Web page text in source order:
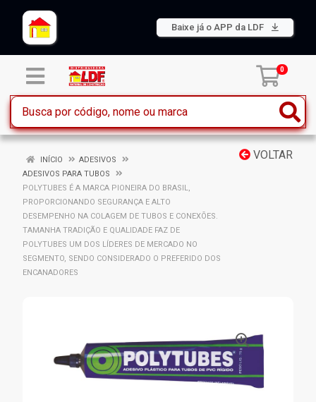
Baixe já o APP da LDF
0
VOLTAR
INÍCIO
ADESIVOS
ADESIVOS PARA TUBOS
POLYTUBES É A MARCA PIONEIRA DO BRASIL,
PROPORCIONANDO SEGURANÇA E ALTO
DESEMPENHO NA COLAGEM DE TUBOS E CONEXÕES.
TAMANHA TRADIÇÃO E QUALIDADE FAZ DE
POLYTUBES UM DOS LÍDERES DE MERCADO NO
SEGMENTO, SENDO CONSIDERADO O PREFERIDO DOS
ENCANADORES